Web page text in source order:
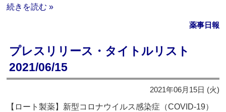
続きを読む »
薬事日報
プレスリリース・タイトルリスト
2021/06/15
2021年06月15日 (火)
【ロート製薬】新型コロナウイルス感染症（COVID-19）